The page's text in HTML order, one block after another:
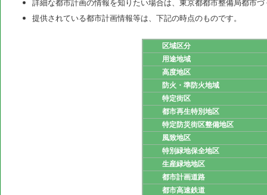
詳細な都市計画の情報を知りたい場合は、東京都都市整備局都市
提供されている都市計画情報等は、下記の時点のものです。
区域区分
用途地域
高度地区
防火・準防火地域
特定街区
都市再生特別地区
特定防災街区整備地区
風致地区
特別緑地保全地区
生産緑地地区
都市計画道路
都市高速鉄道